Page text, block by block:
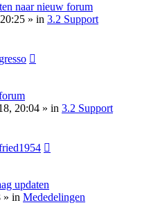
naar nieuw forum
» in 3.2 Support
20:04 » in 3.2 Support
updaten
» in Mededelingen